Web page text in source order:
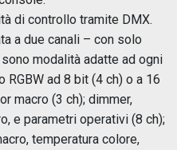
di controllo tramite DMX.
a due canali – con solo
modalità adatte ad ogni
ad 8 bit (4 ch) o a 16
macro (3 ch); dimmer,
e parametri operativi (8 ch);
temperatura colore,